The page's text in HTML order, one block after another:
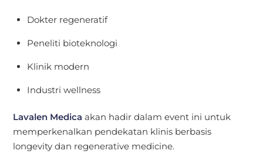
Dokter regeneratif
Peneliti bioteknologi
Klinik modern
Industri wellness
Lavalen Medica akan hadir dalam event ini untuk
memperkenalkan pendekatan klinis berbasis
longevity dan regenerative medicine.